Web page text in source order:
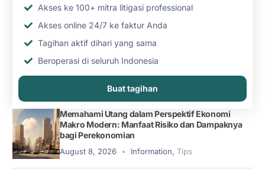
Akses ke 100+ mitra litigasi professional
Akses online 24/7 ke faktur Anda
Tagihan aktif dihari yang sama
Beroperasi di seluruh Indonesia
Buat tagihan
Memahami Utang dalam Perspektif Ekonomi
Makro Modern: Manfaat Risiko dan Dampaknya
bagi Perekonomian
August 8, 2026 Information, Tips